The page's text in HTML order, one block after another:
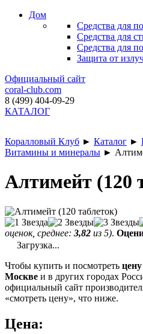
Дом
Средства для
Средства для
Средства для
Защита от
Официальный сайт
coral-club.com
8 (499) 404-09-29
КАТАЛОГ
Коралловый Клуб ► Каталог ►
Витамины и минералы ►
Алтимейт (120
оценок, среднее: 3,82 из 5).
Загрузка...
Чтобы купить и посмотреть
Москве и в других городах
официальный сайт
«смотреть цену», что ниже.
Цена: